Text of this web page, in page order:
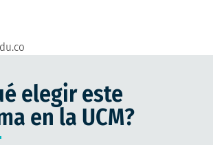
elegir este
en la UCM?